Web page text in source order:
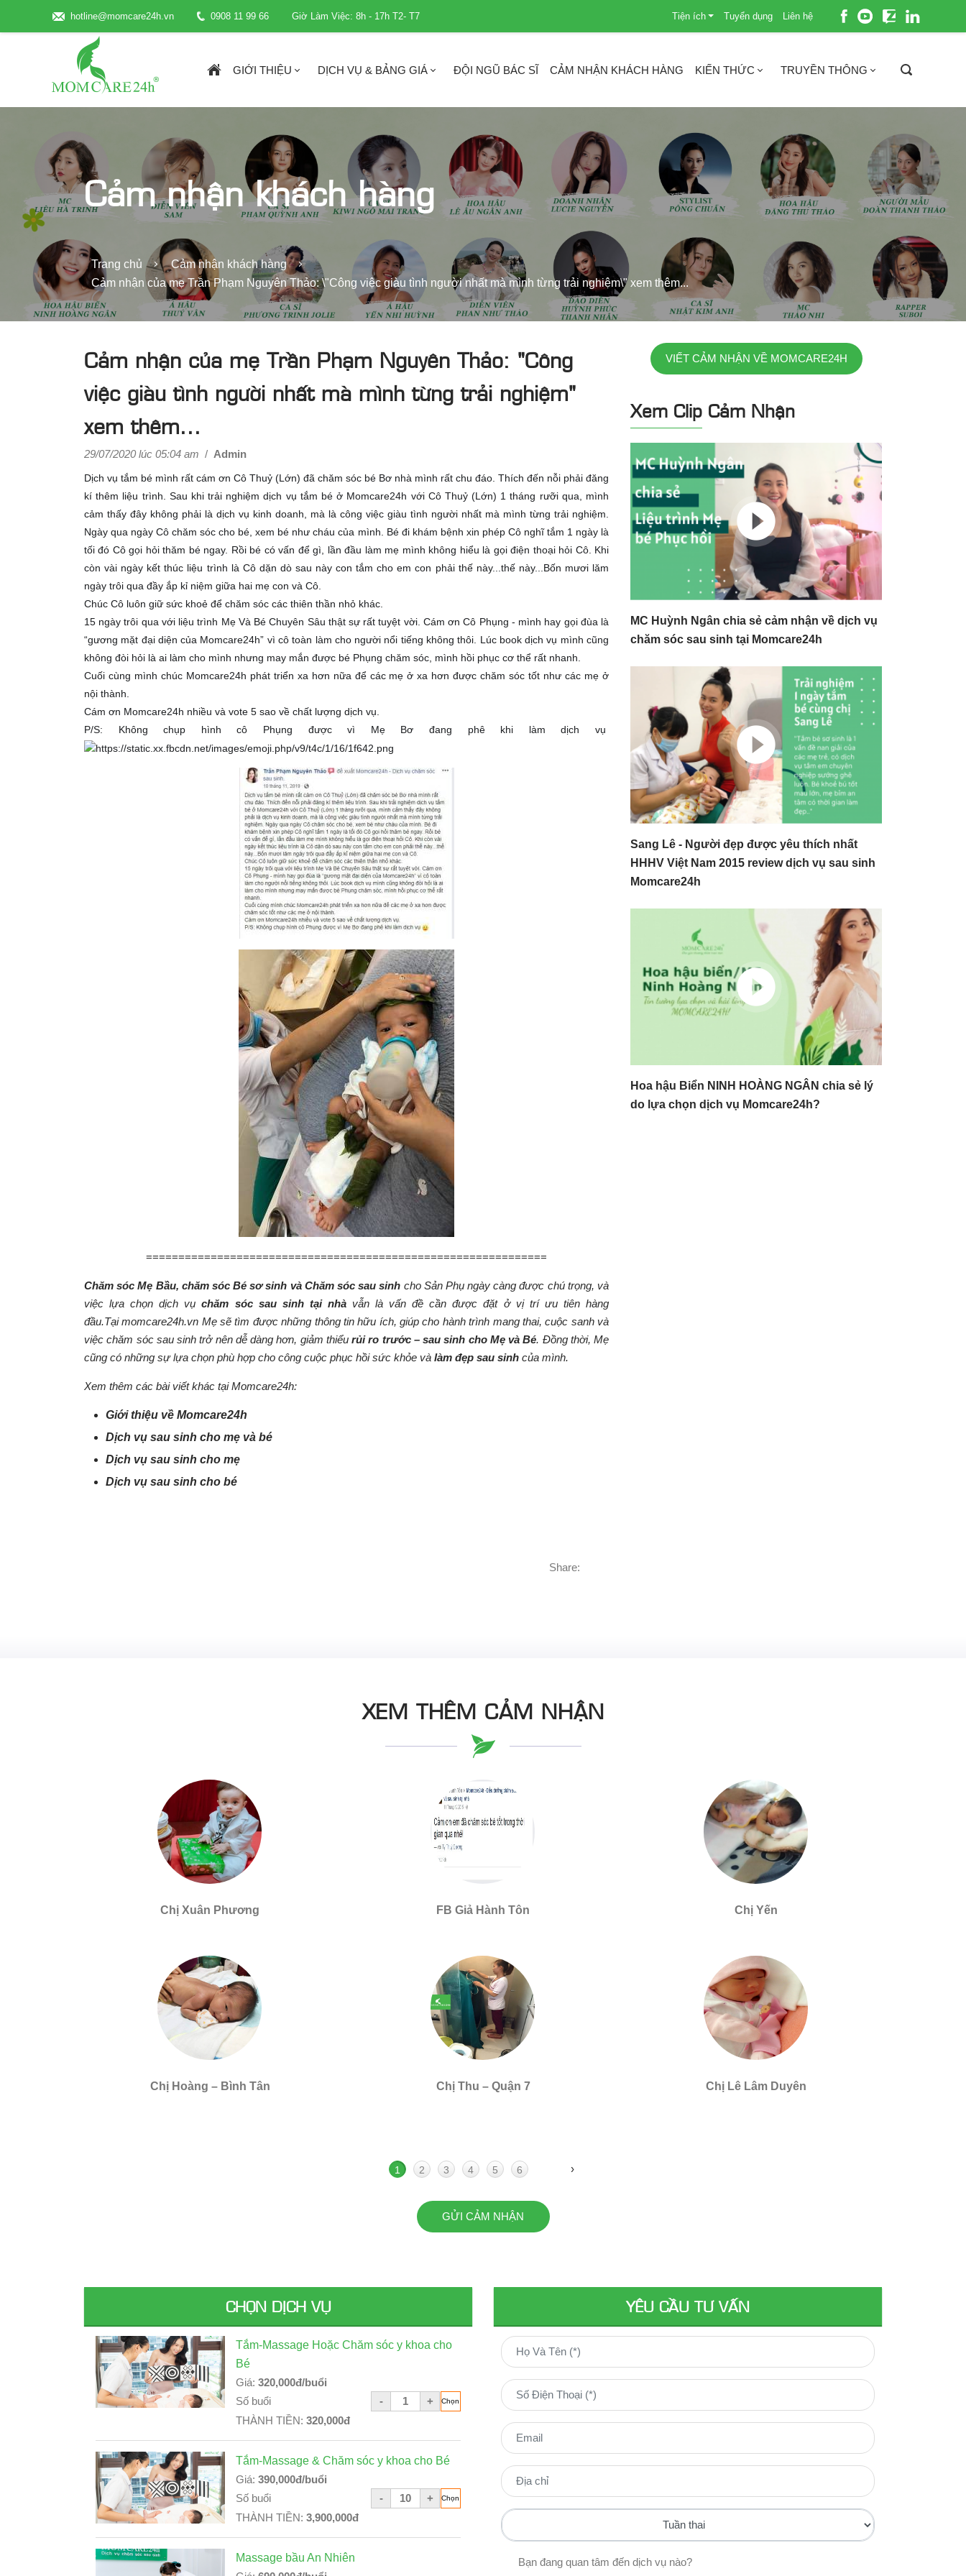
hotline@momcare24h.vn 0908 11 99 66 Giờ Làm Việc: 8h - 17h T2- T7 Tiện ích Tuyển dụng Liên hệ
GIỚI THIỆU DỊCH VỤ & BẢNG GIÁ ĐỘI NGŨ BÁC SĨ CẢM NHẬN KHÁCH HÀNG KIẾN THỨC TRUYỀN THÔNG
Cảm nhận khách hàng
Trang chủ
Cảm nhận khách hàng
Cảm nhận của mẹ Trần Phạm Nguyên Thảo: \"Công việc giàu tình người nhất mà mình từng trải nghiệm\" xem thêm...
Cảm nhận của mẹ Trần Phạm Nguyên Thảo: "Công
việc giàu tình người nhất mà mình từng trải nghiệm"
xem thêm...
29/07/2020 lúc 05:04 am / Admin
Dịch vụ tắm bé mình rất cám ơn Cô Thuỷ (Lớn) đã chăm sóc bé Bơ nhà mình rất chu đáo. Thích đến nỗi phải đăng
kí thêm liệu trình. Sau khi trải nghiệm dịch vụ tắm bé ở Momcare24h với Cô Thuỷ (Lớn) 1 tháng rưỡi qua, mình
cảm thấy đây không phải là dịch vụ kinh doanh, mà là công việc giàu tình người nhất mà mình từng trải nghiệm.
Ngày qua ngày Cô chăm sóc cho bé, xem bé như cháu của mình. Bé đi khám bệnh xin phép Cô nghĩ tắm 1 ngày là
tối đó Cô gọi hỏi thăm bé ngay. Rồi bé có vấn để gì, lần đầu làm mẹ mình không hiểu là gọi điện thoại hỏi Cô. Khi
còn vài ngày kết thúc liệu trình là Cô dặn dò sau này con tắm cho em con phải thế này...thế này...Bốn mươi lăm
ngày trôi qua đầy ắp kỉ niệm giữa hai mẹ con và Cô.
Chúc Cô luôn giữ sức khoẻ để chăm sóc các thiên thần nhỏ khác.
15 ngày trôi qua với liệu trình Mẹ Và Bé Chuyên Sâu thật sự rất tuyệt vời. Cám ơn Cô Phụng - mình hay gọi đùa là
“gương mặt đại diện của Momcare24h” vì cô toàn làm cho người nổi tiếng không thôi. Lúc book dịch vụ mình cũng
không đòi hỏi là ai làm cho mình nhưng may mắn được bé Phụng chăm sóc, mình hồi phục cơ thể rất nhanh.
Cuối cùng mình chúc Momcare24h phát triển xa hơn nữa để các mẹ ở xa hơn được chăm sóc tốt như các mẹ ở
nội thành.
Cám ơn Momcare24h nhiều và vote 5 sao về chất lượng dịch vụ.
P/S: Không chụp hình cô Phụng được vì Mẹ Bơ đang phê khi làm dịch vụ
==============================================================
Chăm sóc Mẹ Bầu, chăm sóc Bé sơ sinh và Chăm sóc sau sinh cho Sản Phụ ngày càng được chú trọng, và
việc lựa chọn dịch vụchăm sóc sau sinh tại nhàvẫn là vấn đề cần được đặt ở vị trí ưu tiên hàng
đầu.Tạimomcare24h.vn Mẹ sẽ tìm được những thông tin hữu ích, giúp cho hành trình mang thai, cuộc sanh và
việc chăm sóc sau sinh trở nên dễ dàng hơn, giảm thiểu rủi ro trước – sau sinh cho Mẹ và Bé. Đồng thời, Mẹ
cũng có những sự lựa chọn phù hợp cho công cuộc phục hồi sức khỏe và làm đẹp sau sinh của mình.
Xem thêm các bài viết khác tại Momcare24h:
Giới thiệu về Momcare24h
Dịch vụ sau sinh cho mẹ và bé
Dịch vụ sau sinh cho mẹ
Dịch vụ sau sinh cho bé
Share:
VIẾT CẢM NHẬN VỀ MOMCARE24H
Xem Clip Cảm Nhận
MC Huỳnh Ngân chia sẻ cảm nhận về dịch vụ
chăm sóc sau sinh tại Momcare24h
Sang Lê - Người đẹp được yêu thích nhất
HHHV Việt Nam 2015 review dịch vụ sau sinh
Momcare24h
Hoa hậu Biển NINH HOÀNG NGÂN chia sẻ lý
do lựa chọn dịch vụ Momcare24h?
XEM THÊM CẢM NHẬN
Chị Xuân Phương FB Giả Hành Tôn Chị Yến
Chị Hoàng – Bình Tân Chị Thu – Quận 7 Chị Lê Lâm Duyên
1 2 3 4 5 6 ›
GỬI CẢM NHẬN
CHỌN DỊCH VỤ
Tắm-Massage Hoặc Chăm sóc y khoa cho
Bé
Giá: 320,000đ/buổi
Số buổi
-
+
THÀNH TIỀN: 320,000đ
Tắm-Massage & Chăm sóc y khoa cho Bé
Giá: 390,000đ/buổi
Số buổi
-
+
THÀNH TIỀN: 3,900,000đ
Massage bầu An Nhiên
YÊU CẦU TƯ VẤN
Bạn đang quan tâm đến dịch vụ nào?